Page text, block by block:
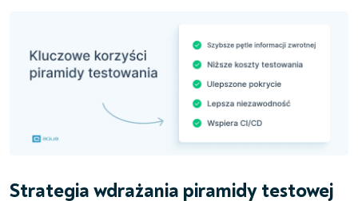
Strategia wdrażania piramidy testowej